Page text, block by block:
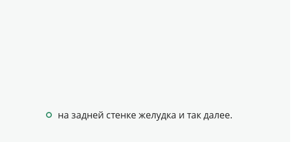
на задней стенке желудка и так далее.